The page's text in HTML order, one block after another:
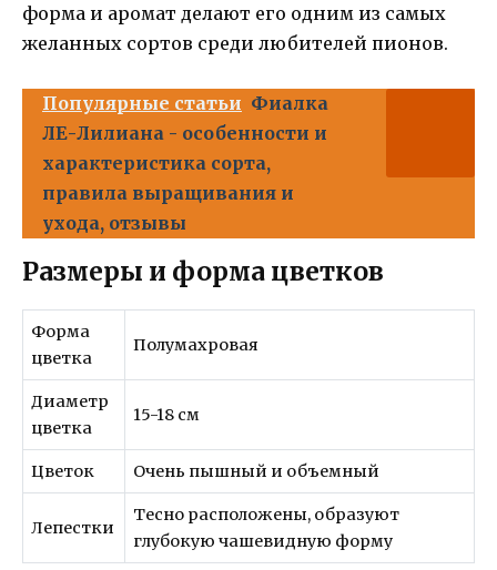
форма и аромат делают его одним из самых
желанных сортов среди любителей пионов.
Популярные статьи Фиалка
ЛЕ-Лилиана - особенности и
характеристика сорта,
правила выращивания и
ухода, отзывы
Размеры и форма цветков
Форма
цветка
Полумахровая
Диаметр
цветка
15-18 см
Цветок Очень пышный и объемный
Лепестки
Тесно расположены, образуют
глубокую чашевидную форму